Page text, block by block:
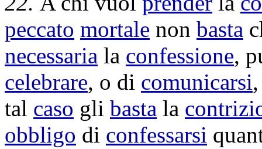
peccato mortale non basta
necessaria la confessione,
celebrare, o di comunicarsi
tal caso gli basta la
obbligo di confessarsi